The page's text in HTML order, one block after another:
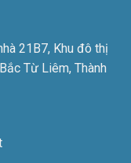
21B7, Khu đô thị
Từ Liêm, Thành